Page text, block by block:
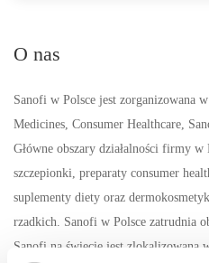
O nas
Sanofi w Polsce jest zorganizowana
Medicines, Consumer Healthcare,
Główne obszary działalności firmy
szczepionki, preparaty consumer
suplementy diety oraz
rzadkich. Sanofi w Polsce zatrudnia
Sanofi na świecie jest zlokalizowana